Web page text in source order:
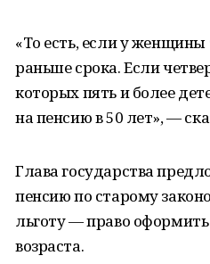
«То есть, если у
раньше срока. Если
которых пять и более
на пенсию в 50 лет», —
Глава государства
пенсию по старому
льготу — право
возраста.